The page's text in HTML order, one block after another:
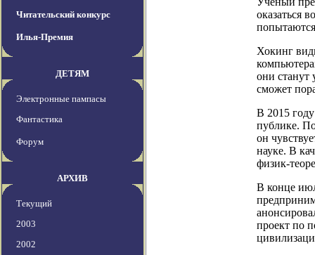
Читательский конкурс
Илья-Премия
ДЕТЯМ
Электронные пампасы
Фантастика
Форум
АРХИВ
Текущий
2003
2002
оказаться
попытаются
Хокинг
они станут
сможет
В 2015
публике.
он
науке. В
физик-
В конце
проект по